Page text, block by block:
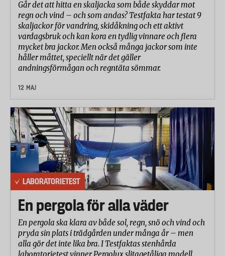
Går det att hitta en skaljacka som både skyddar mot
regn och vind – och som andas? Testfakta har testat 9
skaljackor för vandring, skidåkning och ett aktivt
vardagsbruk och kan kora en tydlig vinnare och flera
mycket bra jackor. Men också många jackor som inte
håller måttet, speciellt när det gäller
andningsförmågan och regntäta sömmar.
12 MAJ
LABORATORIETEST
En pergola för alla väder
En pergola ska klara av både sol, regn, snö och vind och
pryda sin plats i trädgården under många år – men
alla gör det inte lika bra. I Testfaktas stenhårda
laboratorietest vinner Pergolux slitagetåliga modell